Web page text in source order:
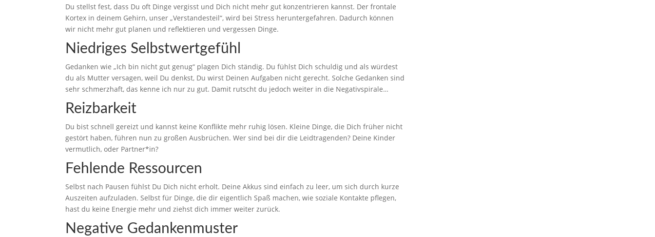
Du stellst fest, dass Du oft Dinge vergisst und Dich nicht mehr gut konzentrieren kannst. Der frontale
Kortex in deinem Gehirn, unser „Verstandesteil“, wird bei Stress heruntergefahren. Dadurch können
wir nicht mehr gut planen und reflektieren und vergessen Dinge.
Niedriges Selbstwertgefühl
Gedanken wie „Ich bin nicht gut genug“ plagen Dich ständig. Du fühlst Dich schuldig und als würdest
du als Mutter versagen, weil Du denkst, Du wirst Deinen Aufgaben nicht gerecht. Solche Gedanken sind
sehr schmerzhaft, das kenne ich nur zu gut. Damit rutscht du jedoch weiter in die Negativspirale…
Reizbarkeit
Du bist schnell gereizt und kannst keine Konflikte mehr ruhig lösen. Kleine Dinge, die Dich früher nicht
gestört haben, führen nun zu großen Ausbrüchen. Wer sind bei dir die Leidtragenden? Deine Kinder
vermutlich, oder Partner*in?
Fehlende Ressourcen
Selbst nach Pausen fühlst Du Dich nicht erholt. Deine Akkus sind einfach zu leer, um sich durch kurze
Auszeiten aufzuladen. Selbst für Dinge, die dir eigentlich Spaß machen, wie soziale Kontakte pflegen,
hast du keine Energie mehr und ziehst dich immer weiter zurück.
Negative Gedankenmuster